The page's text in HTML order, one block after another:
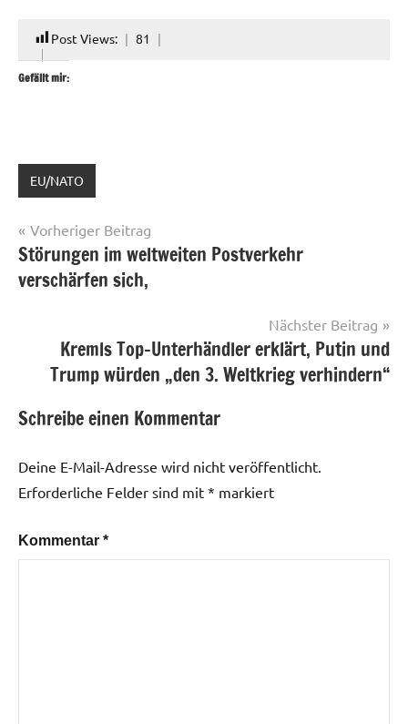
Post Views: 81
Gefällt mir:
EU/NATO
Beitragsnavigation
Vorheriger Beitrag
Störungen im weltweiten Postverkehr
verschärfen sich,
Nächster Beitrag
Kremls Top-Unterhändler erklärt, Putin und
Trump würden „den 3. Weltkrieg verhindern“
Schreibe einen Kommentar
Deine E-Mail-Adresse wird nicht veröffentlicht.
Erforderliche Felder sind mit * markiert
Kommentar *